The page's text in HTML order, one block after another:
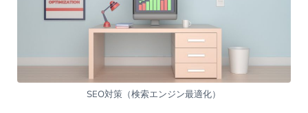
SEO対策（検索エンジン最適化）